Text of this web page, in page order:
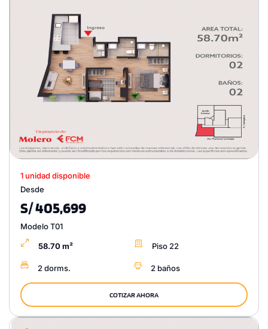
1 unidad disponible
Desde
S/ 405,699
Modelo T01
58.70 m² Piso 22
2 dorms. 2 baños
COTIZAR AHORA